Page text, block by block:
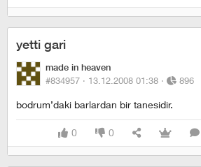
yetti gari
made in heaven
#834957 · 13.12.2008 01:38 · 896
bodrum’daki barlardan bir tanesidir.
0 0